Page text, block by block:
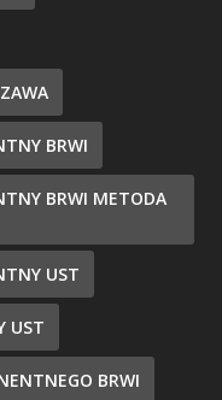
BRWI
BRWI METODA
UST
UST
BRWI